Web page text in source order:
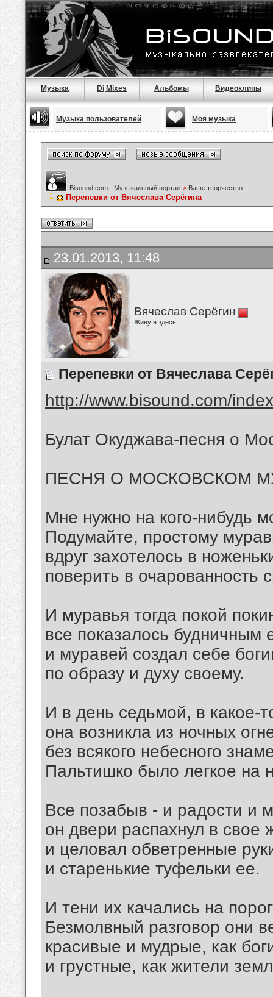
Музыка Dj Mixes Альбомы Видеоклипы
Музыка пользователей Моя музыка
Bisound.com - Музыкальный портал > Ваше творчество
Перепевки от Вячеслава Серёгина
23.01.2013, 11:48
Вячеслав Серёгин
Живу я здесь
Перепевки от Вячеслава
http://www.bisound.com/
Булат Окуджава-песня о
ПЕСНЯ О МОСКОВСКОМ
Мне нужно на кого-нибудь
Подумайте, простому
вдруг захотелось в
поверить в очарованность
И муравья тогда покой
все показалось будничным
и муравей создал себе
по образу и духу своему.
И в день седьмой, в какое-
она возникла из ночных
без всякого небесного
Пальтишко было легкое на
Все позабыв - и радости и
он двери распахнул в свое
и целовал обветренные
и старенькие туфельки ее.
И тени их качались на
Безмолвный разговор они
красивые и мудрые, как
и грустные, как жители